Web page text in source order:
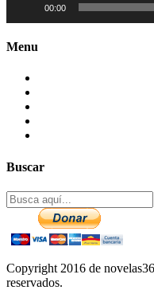
00:00
Menu
Buscar
Copyright 2016 de
reservados.